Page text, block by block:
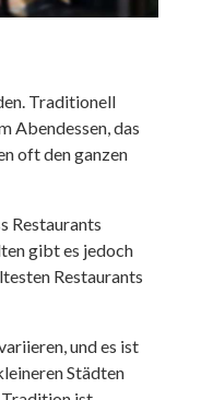
Traditionell
Abendessen, das
oft den ganzen
Restaurants
gibt es jedoch
Restaurants
und es ist
Städten